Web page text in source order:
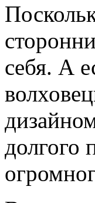
себя. А
долгого